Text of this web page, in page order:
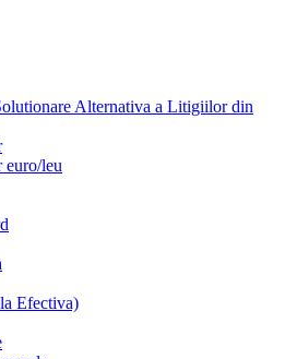
Alternativa a Litigiilor din
euro/leu
Efectiva)